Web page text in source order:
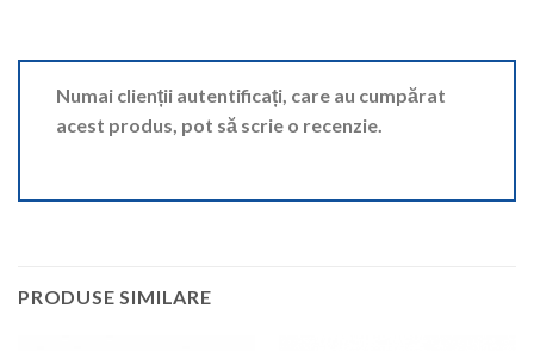
Numai clienții autentificați, care au cumpărat
acest produs, pot să scrie o recenzie.
PRODUSE SIMILARE